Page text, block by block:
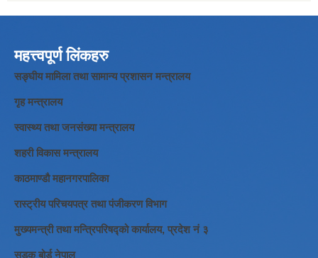
महत्त्वपूर्ण लिंकहरु
सङ्घीय मामिला तथा सामान्य प्रशासन मन्त्रालय
गृह मन्त्रालय
स्वास्थ्य तथा जनसंख्या मन्त्रालय
शहरी विकास मन्त्रालय
काठमाण्डौ महानगरपालिका
रास्ट्रीय परिचयपत्र तथा पंजीकरण विभाग
मुख्यमन्त्री तथा मन्त्रिपरिषद्को कार्यालय, प्रदेश नं ३
सडक बोर्ड नेपाल